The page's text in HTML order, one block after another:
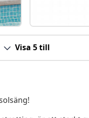
Visa 5 till